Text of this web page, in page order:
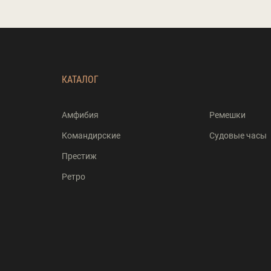
КАТАЛОГ
Амфибия
Командирские
Престиж
Ретро
Ремешки
Судовые часы